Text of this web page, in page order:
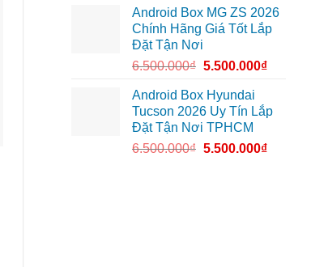
Android Box MG ZS 2026
Chính Hãng Giá Tốt Lắp
Đặt Tận Nơi
6.500.000₫ 5.500.000₫
Android Box Hyundai
Tucson 2026 Uy Tín Lắp
Đặt Tận Nơi TPHCM
6.500.000₫ 5.500.000₫